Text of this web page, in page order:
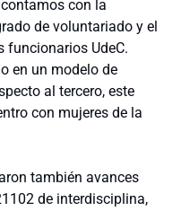
con la
de voluntariado y el
funcionarios UdeC.
en un modelo de
al tercero, este
con mujeres de la
también avances
de interdisciplina,